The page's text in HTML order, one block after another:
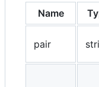
Name
pair